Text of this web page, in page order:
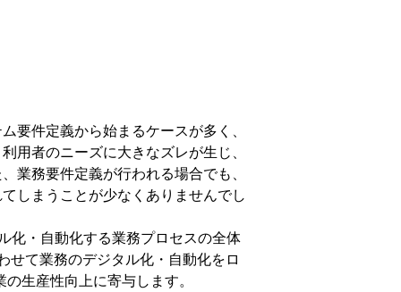
要件定義から始まるケースが多く、
用者のニーズに大きなズレが生じ、
業務要件定義が行われる場合でも、
しまうことが少なくありませんでし
化・自動化する業務プロセスの全体
て業務のデジタル化・自動化をロ
産性向上に寄与します。